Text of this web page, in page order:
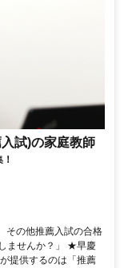
試)の家庭教師
の他推薦入試の合格
ませんか？」 ★早慶
提供するのは「推薦